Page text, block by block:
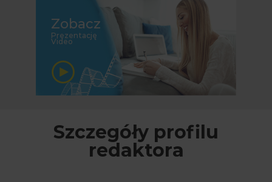
Zobacz
Prezentację
Video
Szczegóły profilu
redaktora